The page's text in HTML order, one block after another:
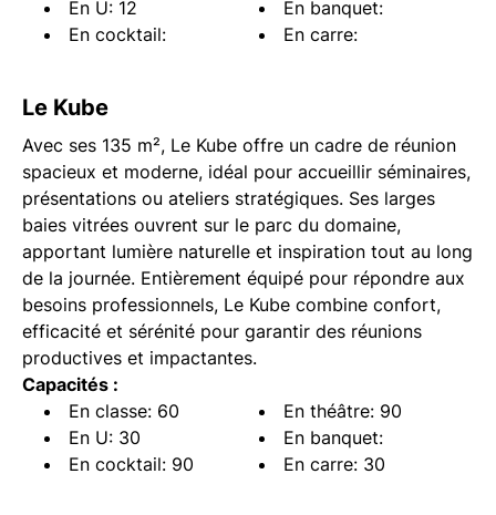
En U: 12
En banquet:
En cocktail:
En carre:
Le Kube
Avec ses 135 m², Le Kube offre un cadre de réunion
spacieux et moderne, idéal pour accueillir séminaires,
présentations ou ateliers stratégiques. Ses larges
baies vitrées ouvrent sur le parc du domaine,
apportant lumière naturelle et inspiration tout au long
de la journée. Entièrement équipé pour répondre aux
besoins professionnels, Le Kube combine confort,
efficacité et sérénité pour garantir des réunions
productives et impactantes.
Capacités :
En classe: 60
En théâtre: 90
En U: 30
En banquet:
En cocktail: 90
En carre: 30